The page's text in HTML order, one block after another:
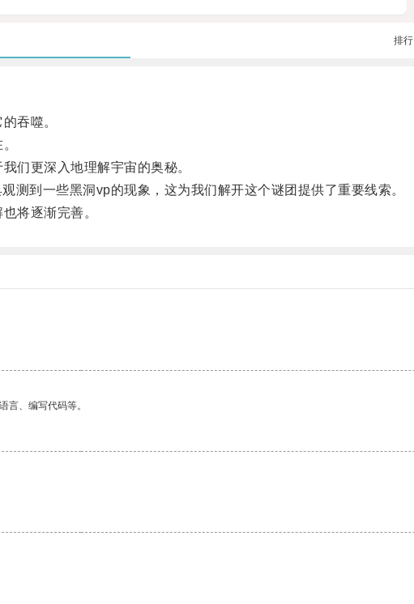
排行
吞噬。
更深入地理解宇宙的奥秘。
到一些黑洞vp的现象，这为我们解开这个谜团提供了重要线索。
将逐渐完善。
言、编写代码等。